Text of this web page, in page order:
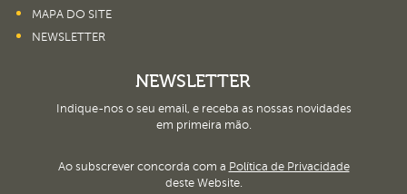
MAPA DO SITE
NEWSLETTER
NEWSLETTER
Indique-nos o seu email, e receba as nossas novidades
em primeira mão.
Ao subscrever concorda com a Política de Privacidade
deste Website.